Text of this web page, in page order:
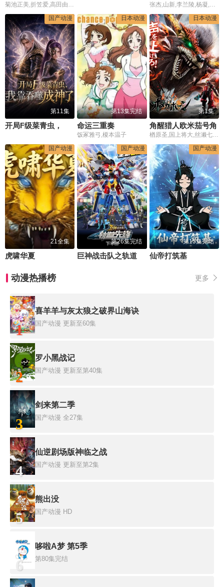
菊池正美,折笠爱,高田由美,井上喜久子,水谷优子,天野由梨
张杰,山新,李兰陵,杨凝,金弦,杨昕燃,孙睿扬,沈依杭,许潇文,涂鸦,幽幽
国产动漫
第11集
日本动漫
第13集完结
命运三重奏
饭冢雅弓,榎本温子
日本动漫
第1集
角醒猎人欧米茄号角
楢原圣,国上将大,丝濑七叶,田鹤翔吾,小西咏斗,光宗薰,桜庭大翔,三浦舞华,加藤清史郎,长田光平,潘惠美
国产动漫
21全集
虎啸华夏
国产动漫
第26集完结
国产动漫
第15集完结
仙帝打筑基
动漫热播榜 更多
1
喜羊羊与灰太狼之破界山海诀
国产动漫 更新至60集
2
罗小黑战记
国产动漫 更新至第40集
3
剑来第二季
国产动漫 全27集
4
仙逆剧场版神临之战
国产动漫 更新至第2集
5
熊出没
国产动漫 HD
6
哆啦A梦 第5季
第80集完结